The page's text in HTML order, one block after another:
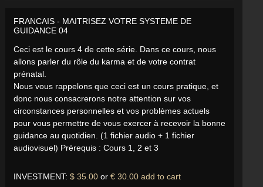
FRANCAIS - MAITRISEZ VOTRE SYSTEME DE
GUIDANCE 04
Ceci est le cours 4 de cette série. Dans ce cours, nous
allons parler du rôle du karma et de votre contrat
prénatal.
Nous vous rappelons que ceci est un cours pratique, et
donc nous consacrerons notre attention sur vos
circonstances personnelles et vos problèmes actuels
pour vous permettre de vous exercer à recevoir la bonne
guidance au quotidien. (1 fichier audio + 1 fichier
audiovisuel) Prérequis : Cours 1, 2 et 3
INVESTMENT: $ 35.00 or € 30.00 add to cart